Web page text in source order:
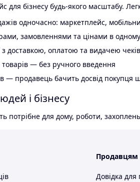
для бізнесу будь-якого масштабу.
одночасно: маркетплейс,
замовленнями та цінами в одному
з доставкою, оплатою та видачею чеків
— без ручного введення
— продавець бачить досвід покупця
і бізнесу
потрібне для дому, роботи,
Продавцям
Довідка для